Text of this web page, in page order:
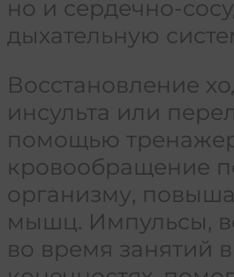
но и сердечно-
дыхательную
Восстановление
инсульта или
помощью
кровообращение
организму,
мышц. Импульсы,
во время занятий